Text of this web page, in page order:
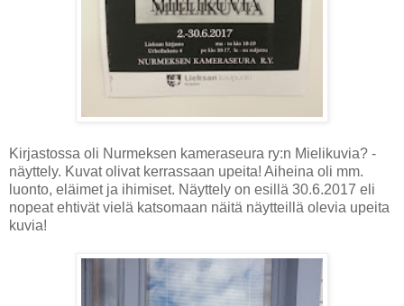
Kirjastossa oli Nurmeksen kameraseura ry:n Mielikuvia? -
näyttely. Kuvat olivat kerrassaan upeita! Aiheina oli mm.
luonto, eläimet ja ihimiset. Näyttely on esillä 30.6.2017 eli
nopeat ehtivät vielä katsomaan näitä näytteillä olevia upeita
kuvia!